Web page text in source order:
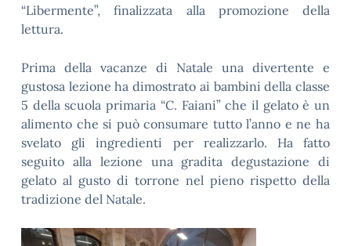
“Libermente”, finalizzata alla promozione della
lettura.
Prima della vacanze di Natale una divertente e
gustosa lezione ha dimostrato ai bambini della classe
5 della scuola primaria “C. Faiani” che il gelato è un
alimento che si può consumare tutto l’anno e ne ha
svelato gli ingredienti per realizzarlo. Ha fatto
seguito alla lezione una gradita degustazione di
gelato al gusto di torrone nel pieno rispetto della
tradizione del Natale.